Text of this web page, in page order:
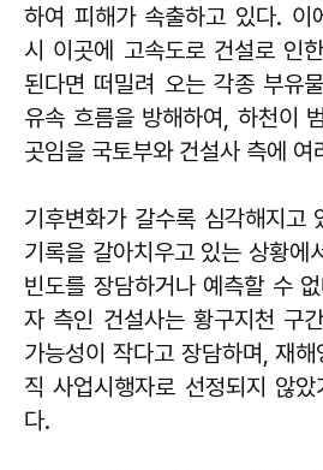
하여 피해가 속출하고 있다. 이
시 이곳에 고속도로 건설로 인
된다면 떠밀려 오는 각종 부유
유속 흐름을 방해하여, 하천이
곳임을 국토부와 건설사 측에 여
기후변화가 갈수록 심각해지고
기록을 갈아치우고 있는 상황에
빈도를 장담하거나 예측할 수
자 측인 건설사는 황구지천 구
가능성이 작다고 장담하며, 재
직 사업시행자로 선정되지 않
다.